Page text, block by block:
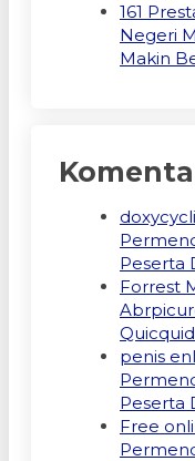
161
Negeri
Makin
Peserta
Forrest
penis
Peserta
Free